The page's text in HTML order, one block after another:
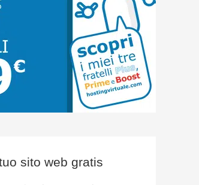
sito web gratis